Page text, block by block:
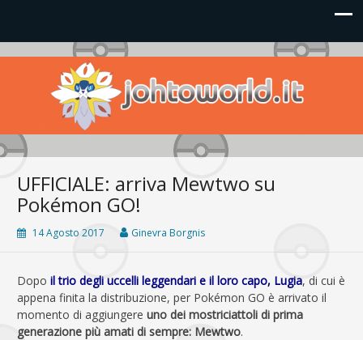
Johto World
Le novità più frizzanti dall'universo Pokémon e Nintendo
UFFICIALE: arriva Mewtwo su
Pokémon GO!
14 Agosto 2017 Ginevra Borgnis
Dopo il trio degli uccelli leggendari e il loro capo, Lugia, di cui è
appena finita la distribuzione, per Pokémon GO è arrivato il
momento di aggiungere uno dei mostriciattoli di prima
generazione più amati di sempre: Mewtwo.